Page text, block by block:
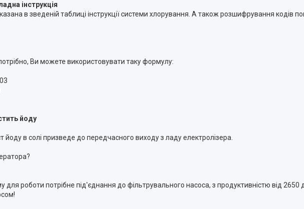
інструкція
в зведеній таблиці інструкції системи хлорування. А також розшифрування кодів
Ви можете використовувати таку формулу:
йоду
йоду в солі призведе до передчасного виходу з ладу електролізера.
роботи потрібне під'єднання до фільтрувального насоса, з продуктивністю від 2650